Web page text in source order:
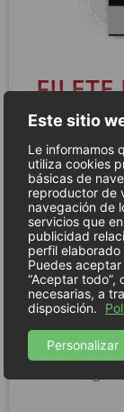
Este sitio
Le informamos
utiliza cookies
básicas de
reproductor de
navegación de
servicios que
publicidad
perfil
Puedes
“Aceptar
necesarias, a
disposición.
Personalizar
VALORES
Alérgenos:
Información
Calorías:
Grasas: 0,7 g
De las cuales
Hidratos de
Proteínas: